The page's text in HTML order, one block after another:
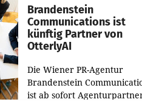
verdoppelte (+102
Brandenstein
Communications ist
künftig Partner von
OtterlyAI
Die Wiener PR-Agentur
Brandenstein
ist ab sofort